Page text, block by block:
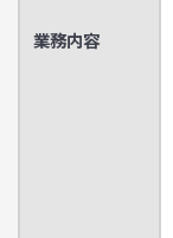
業務内容